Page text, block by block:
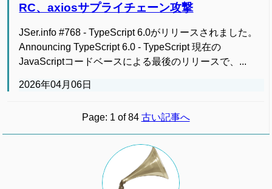
RC、axiosサプライチェーン攻撃
JSer.info #768 - TypeScript 6.0がリリースされました。
Announcing TypeScript 6.0 - TypeScript 現在の
JavaScriptコードベースによる最後のリリースで、...
2026年04月06日
Page: 1 of 84 古い記事へ